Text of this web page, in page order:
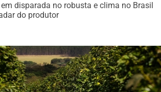
disparada no robusta e clima no Brasil
do produtor